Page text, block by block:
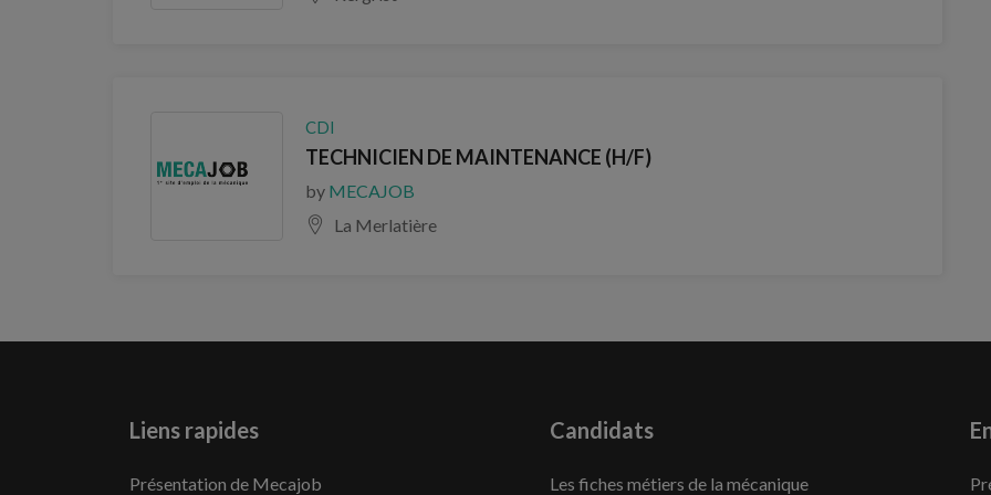
CDI
TECHNICIEN DE MAINTENANCE (H/F)
by MECAJOB
La Merlatière
Liens rapides
Présentation de Mecajob
Candidats
Les fiches métiers de la mécanique